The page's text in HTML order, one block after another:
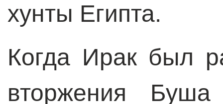
хунты Египта.
Когда Ирак был
вторжения